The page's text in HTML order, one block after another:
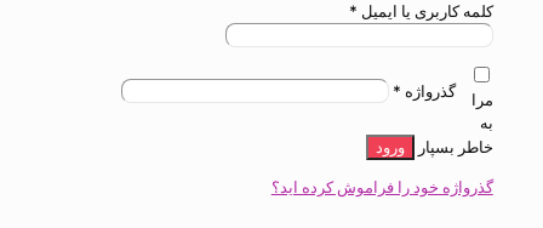
یا ایمیل *
ورود
خود را فراموش کرده اید؟